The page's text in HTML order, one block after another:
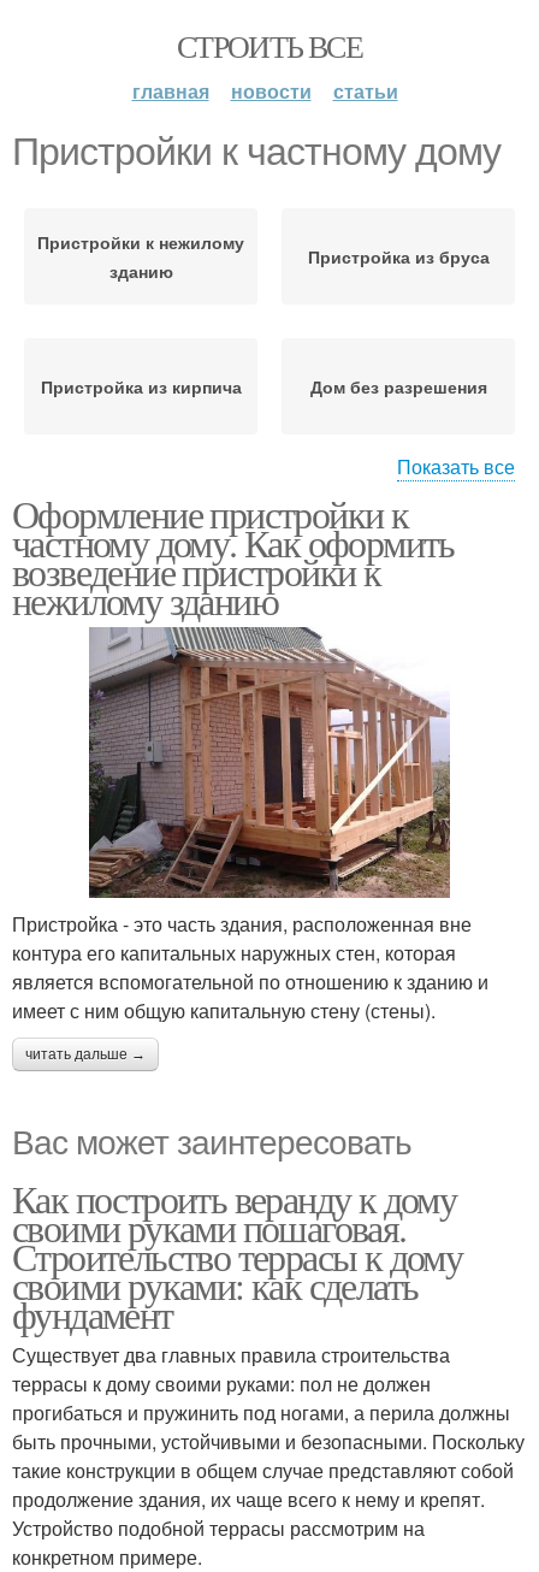
СТРОИТЬ ВСЕ
главная новости статьи
Пристройки к частному дому
Пристройки к нежилому
зданию
Пристройка из бруса
Пристройка из кирпича Дом без разрешения
Пристройки к дому Пристройка к дому
Показать все
Оформление пристройки к
частному дому. Как оформить
возведение пристройки к
нежилому зданию
Пристройка - это часть здания, расположенная вне
контура его капитальных наружных стен, которая
является вспомогательной по отношению к зданию и
имеет с ним общую капитальную стену (стены).
читать дальше →
Вас может заинтересовать
Как построить веранду к дому
своими руками пошаговая.
Строительство террасы к дому
своими руками: как сделать
фундамент
Существует два главных правила строительства
террасы к дому своими руками: пол не должен
прогибаться и пружинить под ногами, а перила должны
быть прочными, устойчивыми и безопасными. Поскольку
такие конструкции в общем случае представляют собой
продолжение здания, их чаще всего к нему и крепят.
Устройство подобной террасы рассмотрим на
конкретном примере.